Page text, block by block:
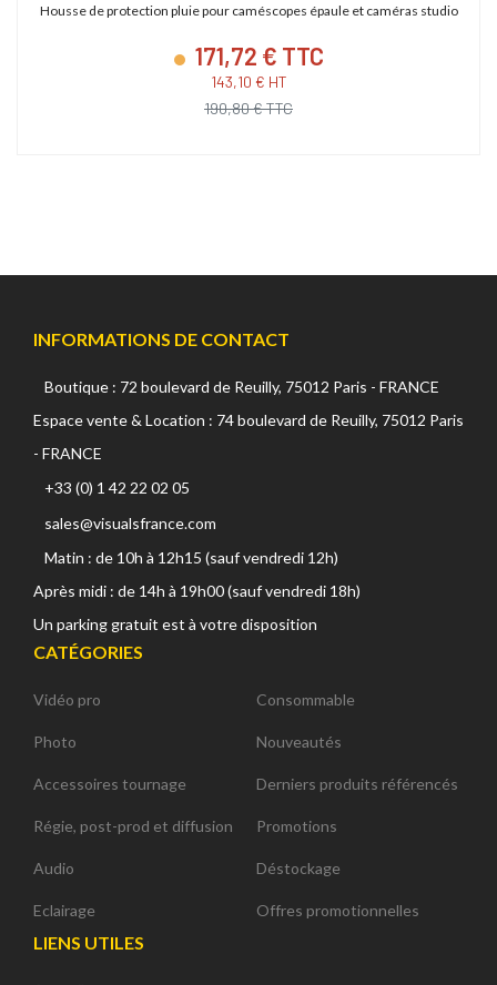
Housse de protection pluie pour caméscopes épaule et caméras studio
171,72 € TTC
143,10 € HT
190,80 € TTC
INFORMATIONS DE CONTACT
Boutique : 72 boulevard de Reuilly, 75012 Paris - FRANCE
Espace vente & Location : 74 boulevard de Reuilly, 75012 Paris
- FRANCE
+33 (0) 1 42 22 02 05
sales@visualsfrance.com
Matin : de 10h à 12h15 (sauf vendredi 12h)
Après midi : de 14h à 19h00 (sauf vendredi 18h)
Un parking gratuit est à votre disposition
CATÉGORIES
Vidéo pro
Photo
Accessoires tournage
Régie, post-prod et diffusion
Audio
Eclairage
Consommable
Nouveautés
Derniers produits référencés
Promotions
Déstockage
Offres promotionnelles
LIENS UTILES